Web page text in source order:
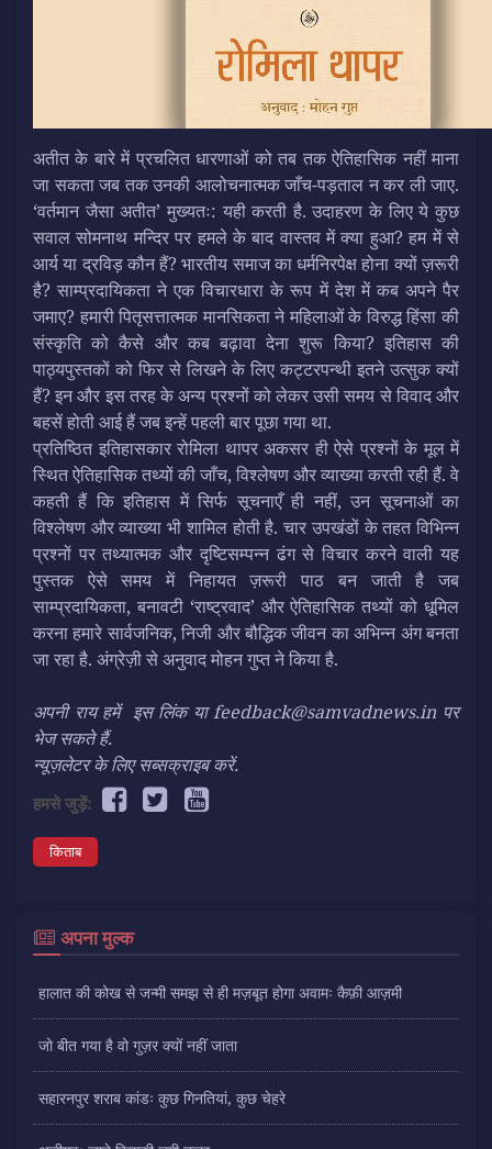
अतीत के बारे में प्रचलित धारणाओं को तब तक ऐतिहासिक नहीं माना
जा सकता जब तक उनकी आलोचनात्मक जाँच-पड़ताल न कर ली जाए.
‘वर्तमान जैसा अतीत’ मुख्यतः: यही करती है. उदाहरण के लिए ये कुछ
सवाल सोमनाथ मन्दिर पर हमले के बाद वास्तव में क्या हुआ? हम में से
आर्य या द्रविड़ कौन हैं? भारतीय समाज का धर्मनिरपेक्ष होना क्यों ज़रूरी
है? साम्प्रदायिकता ने एक विचारधारा के रूप में देश में कब अपने पैर
जमाए? हमारी पितृसत्तात्मक मानसिकता ने महिलाओं के विरुद्ध हिंसा की
संस्कृति को कैसे और कब बढ़ावा देना शुरू किया? इतिहास की
पाठ्यपुस्तकों को फिर से लिखने के लिए कट्टरपन्थी इतने उत्सुक क्यों
हैं? इन और इस तरह के अन्य प्रश्नों को लेकर उसी समय से विवाद और
बहसें होती आई हैं जब इन्हें पहली बार पूछा गया था.
प्रतिष्ठित इतिहासकार रोमिला थापर अकसर ही ऐसे प्रश्नों के मूल में
स्थित ऐतिहासिक तथ्यों की जाँच, विश्लेषण और व्याख्या करती रही हैं. वे
कहती हैं कि इतिहास में सिर्फ सूचनाएँ ही नहीं, उन सूचनाओं का
विश्लेषण और व्याख्या भी शामिल होती है. चार उपखंडों के तहत विभिन्‍न
प्रश्नों पर तथ्यात्मक और दृष्टिसम्पन्न ढंग से विचार करने वाली यह
पुस्तक ऐसे समय में निहायत ज़रूरी पाठ बन जाती है जब
साम्प्रदायिकता, बनावटी ‘राष्ट्रवाद’ और ऐतिहासिक तथ्यों को धूमिल
करना हमारे सार्वजनिक, निजी और बौद्धिक जीवन का अभिन्‍न अंग बनता
जा रहा है. अंग्रेज़ी से अनुवाद मोहन गुप्त ने किया है.
अपनी राय हमें इस लिंक या feedback@samvadnews.in पर
भेज सकते हैं.
न्यूज़लेटर के लिए सब्सक्राइब करें.
हमसे जुड़ें:
किताब
अपना मुल्क
हालात की कोख से जन्मी समझ से ही मज़बूत होगा अवामः कैफ़ी आज़मी
जो बीत गया है वो गुज़र क्यों नहीं जाता
सहारनपुर शराब कांडः कुछ गिनतियां, कुछ चेहरे